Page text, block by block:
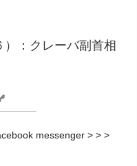
：クレーバ副首相
messenger > > >